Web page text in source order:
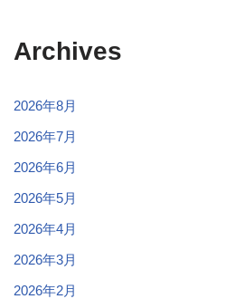
Archives
2026年8月
2026年7月
2026年6月
2026年5月
2026年4月
2026年3月
2026年2月